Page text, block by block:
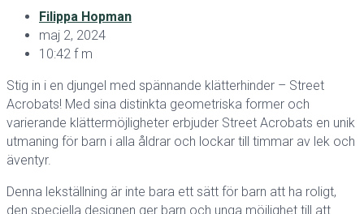
Filippa Hopman
maj 2, 2024
10:42 f m
Stig in i en djungel med spännande klätterhinder – Street
Acrobats! Med sina distinkta geometriska former och
varierande klättermöjligheter erbjuder Street Acrobats en unik
utmaning för barn i alla åldrar och lockar till timmar av lek och
äventyr.
Denna lekställning är inte bara ett sätt för barn att ha roligt,
den speciella designen ger barn och unga möjlighet till att